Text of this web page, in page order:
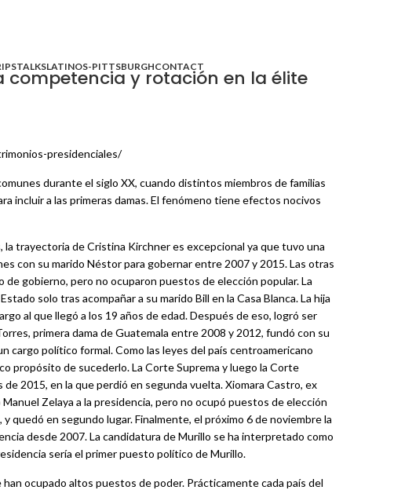
TALKSLATINOS-PITTSBURGHCONTACT
competencia y rotación en la élite
presidenciales/
durante el siglo XX, cuando distintos miembros de familias
incluir a las primeras damas. El fenómeno tiene efectos nocivos
la trayectoria de Cristina Kirchner es excepcional ya que tuvo una
con su marido Néstor para gobernar entre 2007 y 2015. Las otras
gobierno, pero no ocuparon puestos de elección popular. La
solo tras acompañar a su marido Bill en la Casa Blanca. La hija
al que llegó a los 19 años de edad. Después de eso, logró ser
primera dama de Guatemala entre 2008 y 2012, fundó con su
cargo político formal. Como las leyes del país centroamericano
propósito de sucederlo. La Corte Suprema y luego la Corte
2015, en la que perdió en segunda vuelta. Xiomara Castro, ex
Zelaya a la presidencia, pero no ocupó puestos de elección
quedó en segundo lugar. Finalmente, el próximo 6 de noviembre la
desde 2007. La candidatura de Murillo se ha interpretado como
sería el primer puesto político de Murillo.
ocupado altos puestos de poder. Prácticamente cada país del